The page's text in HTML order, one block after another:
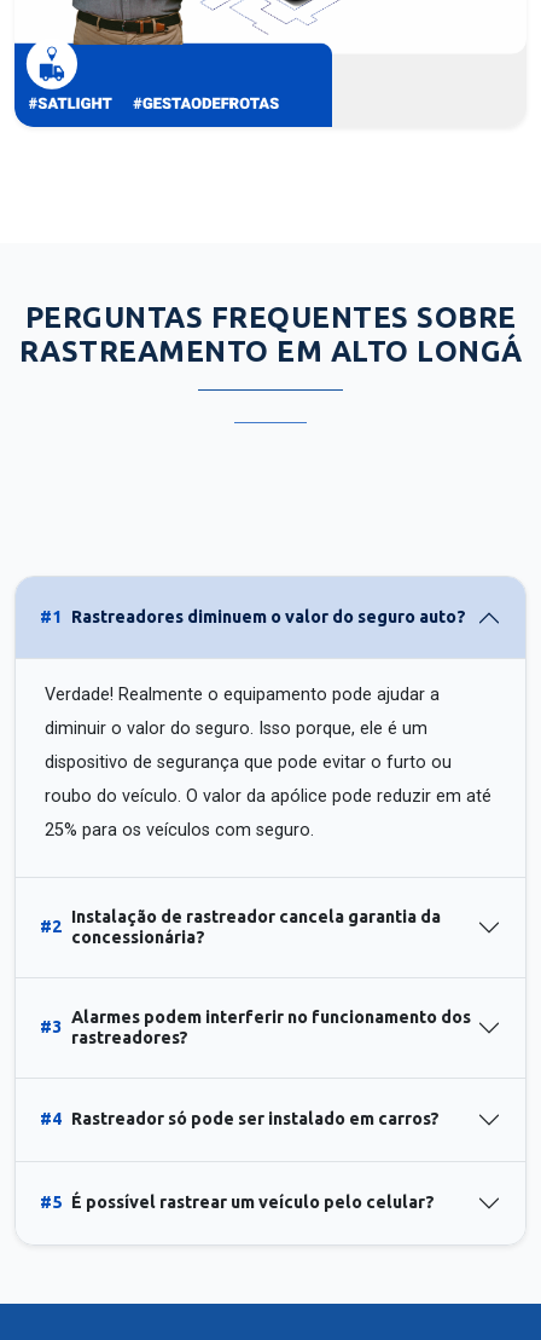
PERGUNTAS FREQUENTES SOBRE
RASTREAMENTO EM ALTO LONGÁ
#1 Rastreadores diminuem o valor do seguro auto?
Verdade! Realmente o equipamento pode ajudar a
diminuir o valor do seguro. Isso porque, ele é um
dispositivo de segurança que pode evitar o furto ou
roubo do veículo. O valor da apólice pode reduzir em até
25% para os veículos com seguro.
#2
Instalação de rastreador cancela garantia da
concessionária?
#3
Alarmes podem interferir no funcionamento dos
rastreadores?
#4 Rastreador só pode ser instalado em carros?
#5 É possível rastrear um veículo pelo celular?